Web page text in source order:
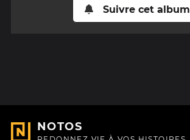
Suivre cet album
NOTOS